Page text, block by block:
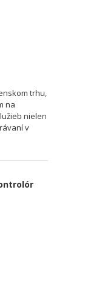
trhu,
na
nielen
v